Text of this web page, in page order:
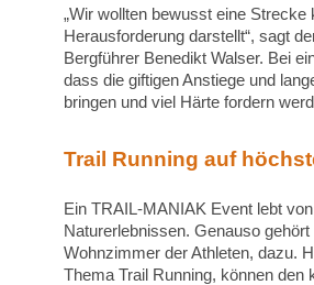
„Wir wollten bewusst eine
Herausforderung darstellt“, sagt
Bergführer Benedikt Walser. Bei
dass die giftigen Anstiege und
bringen und viel Härte fordern
Trail Running auf
Ein TRAIL-MANIAK Event lebt
Naturerlebnissen. Genauso
Wohnzimmer der Athleten, dazu.
Thema Trail Running, können